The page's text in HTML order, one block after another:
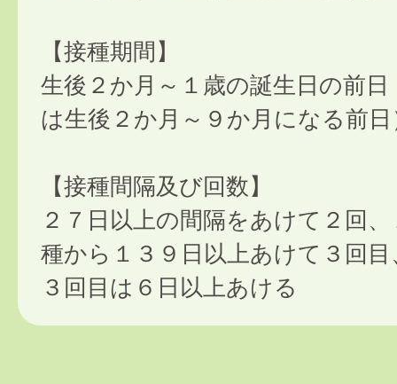
【接種期間】
生後２か月～１歳の誕生日の前
は生後２か月～９か月になる前
【接種間隔及び回数】
２７日以上の間隔をあけて２回
種から１３９日以上あけて３回
３回目は６日以上あける